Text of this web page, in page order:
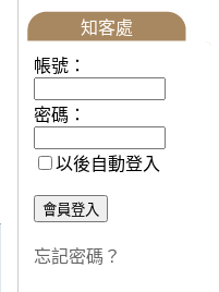
知客處
帳號：
密碼：
以後自動登入
忘記密碼？